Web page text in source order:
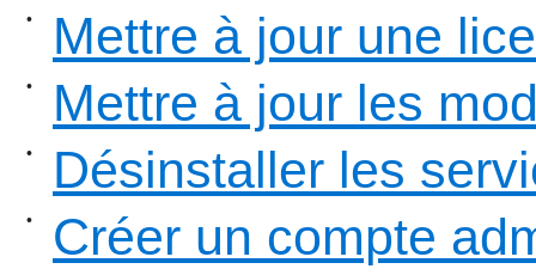
• Mettre à jour une
• Mettre à jour les
• Désinstaller les
• Créer un compte